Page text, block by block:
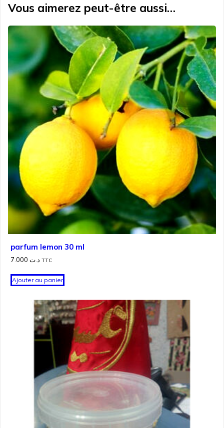
Vous aimerez peut-être aussi…
parfum lemon 30 ml
د.ت TTC
Ajouter au panier